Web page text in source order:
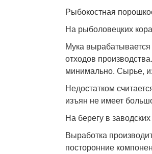
Рыбокостная
На рыболовецких
Мука
отходов
минимально. Сырье,
Недостатком
изъян не имеет
На берегу в
Выработка
посторонние